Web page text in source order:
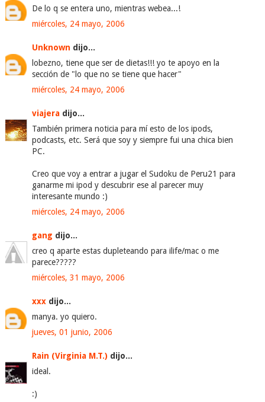
De lo q se entera uno, mientras webea...!
miércoles, 24 mayo, 2006
Unknown dijo...
lobezno, tiene que ser de dietas!!! yo te apoyo en la
sección de "lo que no se tiene que hacer"
miércoles, 24 mayo, 2006
viajeradijo...
También primera noticia para mí esto de los ipods,
podcasts, etc. Será que soy y siempre fui una chica bien
PC.
Creo que voy a entrar a jugar el Sudoku de Peru21 para
ganarme mi ipod y descubrir ese al parecer muy
interesante mundo :)
miércoles, 24 mayo, 2006
gang dijo...
creo q aparte estas dupleteando para ilife/mac o me
parece?????
miércoles, 31 mayo, 2006
xxxdijo...
manya. yo quiero.
jueves, 01 junio, 2006
Rain (Virginia M.T.) dijo...
ideal.
:)